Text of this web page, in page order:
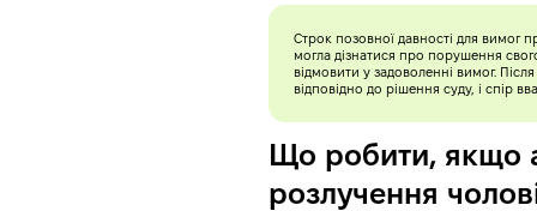
Строк позовної давності для вимог
могла дізнатися про порушення
відмовити у задоволенні вимог.
відповідно до рішення суду, і спір
Що робити, якщо
розлучення